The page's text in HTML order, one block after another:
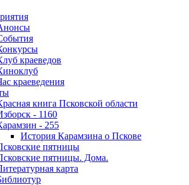
краеведов
краеведения
книга Псковской области
- 1160
- 255
История Карамзина о Пскове
пятницы
пятницы. Дома.
карта